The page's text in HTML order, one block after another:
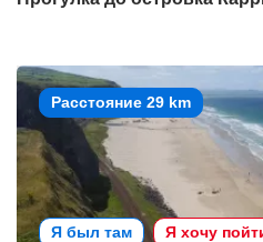
Расстояние 29 km
Я был там Я хочу